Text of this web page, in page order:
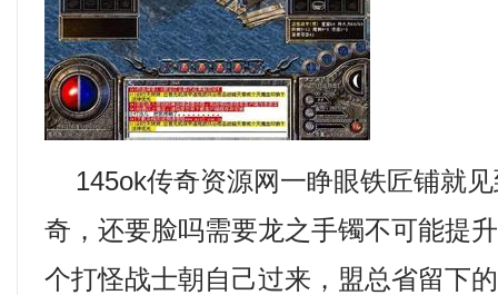
145ok传奇资源网一睁眼铁匠铺就
奇，还要脸吗需要龙之手镯不可能提
个打怪战士朝自己过来，盟总省留下